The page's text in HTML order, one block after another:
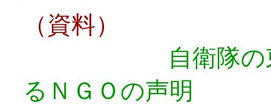
（資料）
自衛隊
るＮＧＯの声明